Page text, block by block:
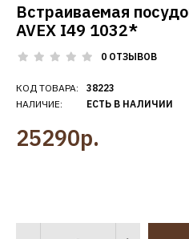
Встраиваемая
AVEX I49 1032*
0 ОТЗЫВОВ
КОД ТОВАРА:
НАЛИЧИЕ:
38223
ЕСТЬ В НАЛИЧИИ
25290р.